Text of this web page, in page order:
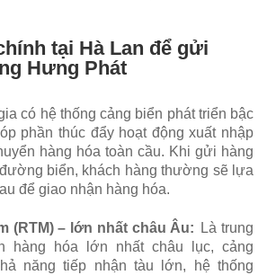
tại Hà Lan để gửi
Hưng Phát
có hệ thống cảng biển phát triển bậc
phần thúc đẩy hoạt động xuất nhập
hàng hóa toàn cầu. Khi gửi hàng
biển, khách hàng thường sẽ lựa
để giao nhận hàng hóa.
(RTM) – lớn nhất châu Âu:
Là trung
hàng hóa lớn nhất châu lục, cảng
năng tiếp nhận tàu lớn, hệ thống